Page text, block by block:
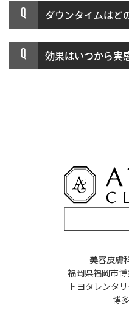
Q ダウンタイムはど
Q 効果はいつから実
美容皮膚
福岡県福岡市
トヨタレンタ
博